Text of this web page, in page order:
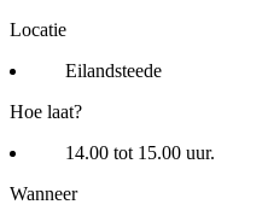
Locatie
Eilandsteede
Hoe laat?
14.00 tot 15.00 uur.
Wanneer